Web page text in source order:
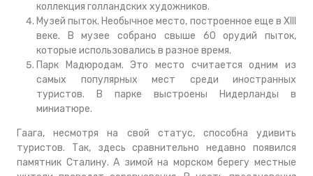
коллекция голландских художников.
Музей пыток. Необычное место, построенное еще в XIII
веке. В музее собрано свыше 60 орудий пыток,
которые использовались в разное время.
Парк Мадюродам. Это место считается одним из
самых популярных мест среди иностранных
туристов. В парке выстроены Нидерланды в
миниатюре.
Гаага, несмотря на свой статус, способна удивить
туристов. Так, здесь сравнительно недавно появился
памятник Сталину. А зимой на морском берегу местные